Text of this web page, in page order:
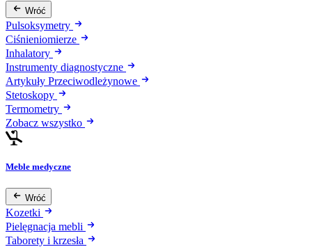
Wróć
Pulsoksymetry
Ciśnieniomierze
Inhalatory
Instrumenty diagnostyczne
Artykuły Przeciwodleżynowe
Stetoskopy
Termometry
Zobacz wszystko
Meble medyczne
Wróć
Kozetki
Pielęgnacja mebli
Taborety i krzesła